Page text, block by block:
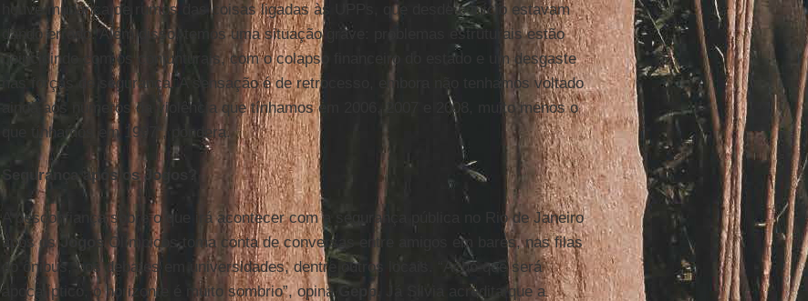
houve mudança de rumos das coisas ligadas às UPPs, que desde o início estavam
dando errado. Além disso, temos uma situação grave: problemas estruturais estão
coincidindo com os conjunturais, com o colapso financeiro do estado e um desgaste
nas forças de segurança. A sensação é de retrocesso, embora não tenhamos voltado
ainda aos números da violência que tínhamos em 2006, 2007 e 2008, muito menos o
que tínhamos em 1997”, pondera.
Segurança após os Jogos?
A desconfiança sobre o que irá acontecer com a segurança pública no Rio de Janeiro
após os
Jogos Olímpicos toma conta de conversas entre amigos em bares, nas filas
do ônibus, nos debates em universidades, dentre outros locais. “Acho que será
apocalíptico, o horizonte é muito sombrio”, opina
Gepp.
Já Silvia acredita que a